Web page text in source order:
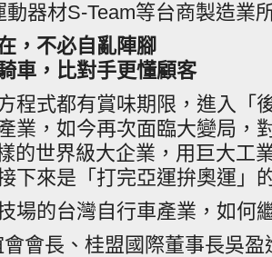
動器材S-Team等台商製造業
，不必自亂陣腳
車，比對手更懂顧客
程式都有賞味期限，進入「
業，如今再次面臨大變局，
的世界級大企業，用巨大工
下來是「打完亞運拚奧運」
場的台灣自行車產業，如何
會會長、桂盟國際董事長吳